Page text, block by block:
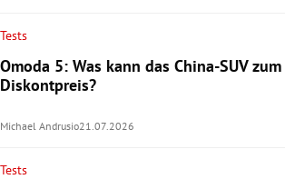
Tests
Omoda 5: Was kann das China-SUV zum
Diskontpreis?
Michael Andrusio21.07.2026
Tests